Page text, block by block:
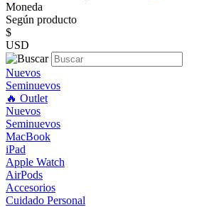
Moneda
Según producto
$
USD
Nuevos
Seminuevos
🔥 Outlet
Nuevos
Seminuevos
MacBook
iPad
Apple Watch
AirPods
Accesorios
Cuidado Personal